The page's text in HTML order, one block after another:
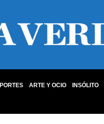
ARTE Y OCIO INSÓLITO